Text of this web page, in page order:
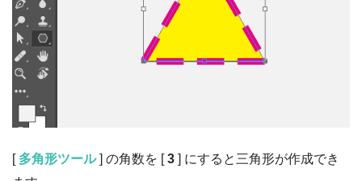
[ 多角形ツール] の角数を [3 ] にすると三角形が作成でき